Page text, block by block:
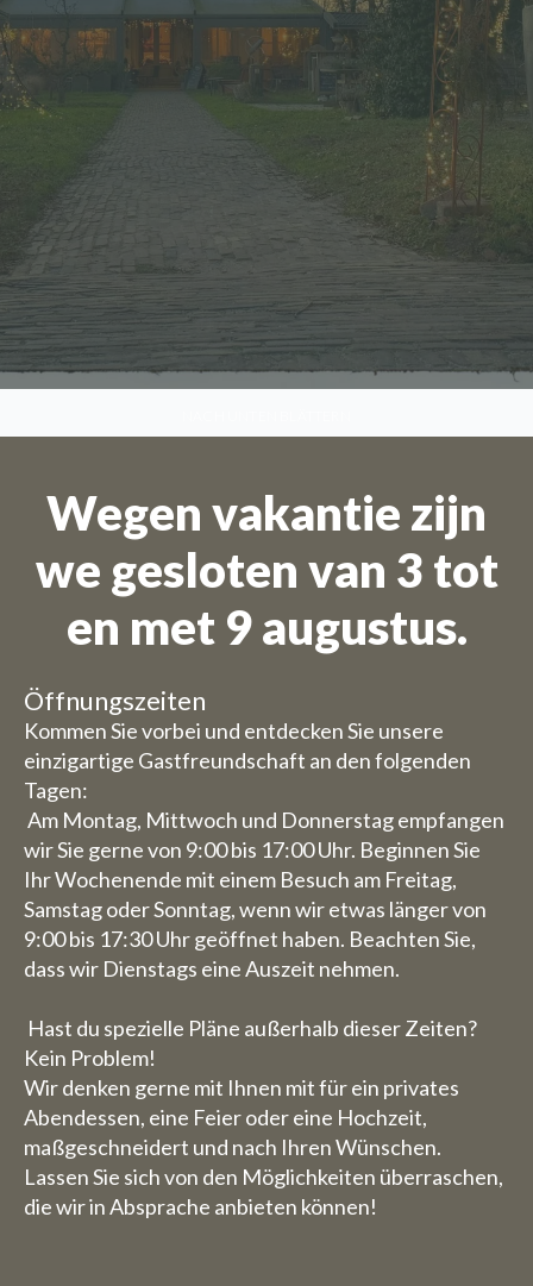
Wegen vakantie zijn
we gesloten van 3 tot
en met 9 augustus.
Öffnungszeiten
Kommen Sie vorbei und entdecken Sie unsere
einzigartige Gastfreundschaft an den folgenden
Tagen:
Am Montag, Mittwoch und Donnerstag empfangen
wir Sie gerne von 9:00 bis 17:00 Uhr. Beginnen Sie
Ihr Wochenende mit einem Besuch am Freitag,
Samstag oder Sonntag, wenn wir etwas länger von
9:00 bis 17:30 Uhr geöffnet haben. Beachten Sie,
dass wir Dienstags eine Auszeit nehmen.
Hast du spezielle Pläne außerhalb dieser Zeiten?
Kein Problem!
Wir denken gerne mit Ihnen mit für ein privates
Abendessen, eine Feier oder eine Hochzeit,
maßgeschneidert und nach Ihren Wünschen.
Lassen Sie sich von den Möglichkeiten überraschen,
die wir in Absprache anbieten können!
Wir sind im Urlaub
Bestellungen sind für den
Zeitraum vom 27. Juli bis 11.
August nicht möglich.
Wegen der Ferienzeit haben wir
einige geänderte
Öffnungszeiten/ Schließtage.
Tagungsort
Mittwoch, 29. und Donnerstag,
30. Juli haben wir die
Gastronomie geschlossen (Sie
können also Zimmer buchen)
Freitag, 31. Juli bis Sonntag, 1.
August stehen wir dann gerne
wohl für Sie bereit von 9 Uhr